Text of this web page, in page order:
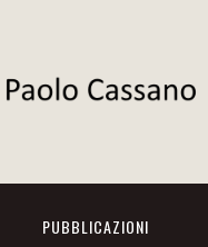
PUBBLICAZIONI